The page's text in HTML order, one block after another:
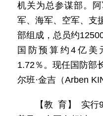
机关为总参谋部。
军、海军、空军、支
部组成，总员约
国防预算约4亿美
1.72％。现任国防部
尔班·金吉（Arben
【教 育】 实行